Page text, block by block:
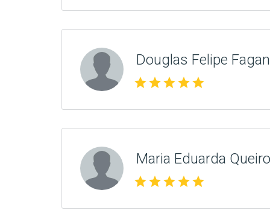
Douglas Felipe
starstarstarstarstar
Maria Eduarda
starstarstarstarstar